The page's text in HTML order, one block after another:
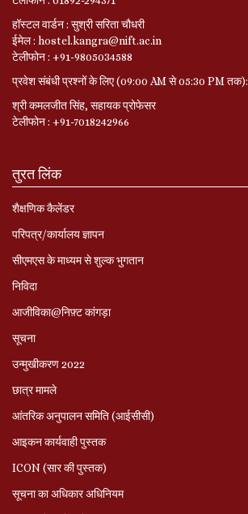
हॉस्टल वार्डन : सुश्री सरिता चौधरी
ईमेल : hostel.kangra@nift.ac.in
टेलीफोन : +91-9805034588
प्रवेश संबंधी प्रश्नों के लिए (09:00 AM से 05:30 PM तक):
श्री कमलजीत सिंह, सहायक प्रोफेसर
टेलीफोन : +91-7018242966
तुरत लिंक
शैक्षणिक कैलेंडर
परिपत्र/कार्यालय ज्ञापन
सीएमएस के माध्यम से शुल्क भुगतान
निविदा
आजीविका@निफ़्ट कांगड़ा
सूचना
उन्मुखीकरण 2022
छात्र मामले
आंतरिक अनुपालन समिति (आईसीसी)
आइकन कार्यवाही पुस्तक
ICON (सार की पुस्तक)
सूचना का अधिकार अधिनियम